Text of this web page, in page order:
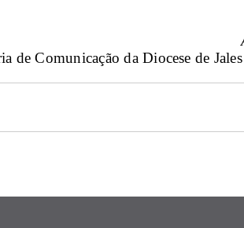
de Comunicação da Diocese de Jales